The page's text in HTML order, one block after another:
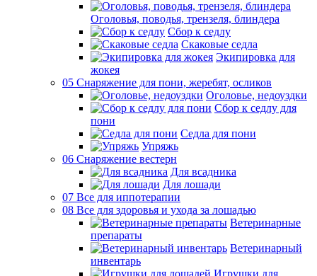
Оголовья, поводья, трензеля, блиндера
Сбор к седлу
Скаковые седла
Экипировка для
жокея
05 Снаряжение для пони, жеребят, осликов
Оголовье, недоуздки
Сбор к седлу для
пони
Седла для пони
Упряжь
06 Снаряжение вестерн
Для всадника
Для лошади
07 Все для иппотерапии
08 Все для здоровья и ухода за лошадью
Ветеринарные
препараты
Ветеринарный
инвентарь
Игрушки для